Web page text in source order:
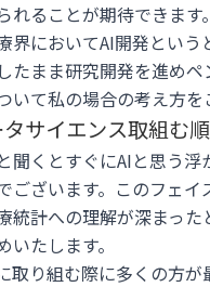
れることが期待できます
界においてAI開発とい
たまま研究開発を進め
いて私の場合の考え方
サイエンス取組む
聞くとすぐにAIと思う
ございます。このフェ
統計への理解が深まっ
たします。
取り組む際に多くの方